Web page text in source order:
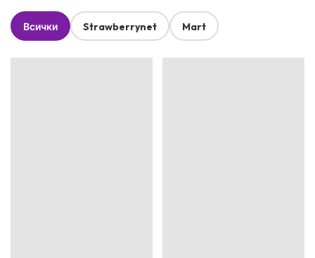
Всички Strawberrynet Mart